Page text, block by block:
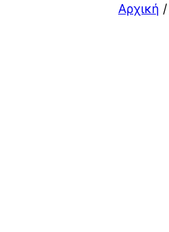
Αρχική /